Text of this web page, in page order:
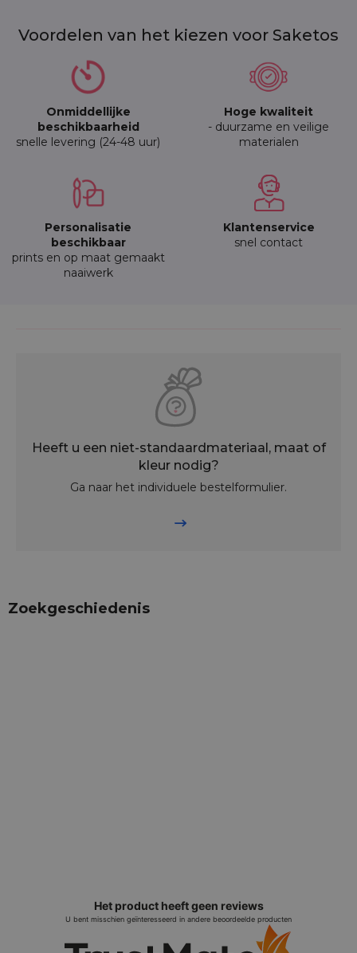
Voordelen van het kiezen voor Saketos
Onmiddellijke
beschikbaarheid
snelle levering (24-48 uur)
Hoge kwaliteit
- duurzame en veilige
materialen
Personalisatie
beschikbaar
prints en op maat gemaakt
naaiwerk
Klantenservice
snel contact
Heeft u een niet-standaardmateriaal, maat of
kleur nodig?
Ga naar het individuele bestelformulier.
Zoekgeschiedenis
Het product heeft geen reviews
U bent misschien geïnteresseerd in andere beoordeelde producten